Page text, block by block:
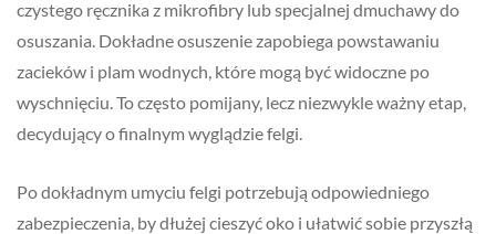
czystego ręcznika z mikrofibry lub specjalnej dmuchawy do
osuszania. Dokładne osuszenie zapobiega powstawaniu
zacieków i plam wodnych, które mogą być widoczne po
wyschnięciu. To często pomijany, lecz niezwykle ważny etap,
decydujący o finalnym wyglądzie felgi.
Po dokładnym umyciu felgi potrzebują odpowiedniego
zabezpieczenia, by dłużej cieszyć oko i ułatwić sobie przyszłą